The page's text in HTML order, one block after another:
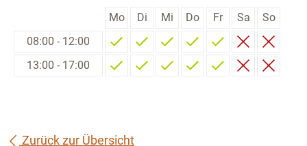
Mo Di Mi Do Fr Sa
So
08:00 - 12:00
13:00 - 17:00
Zurück zur Übersicht